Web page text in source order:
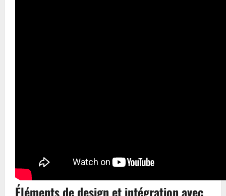
Éléments de design et intégration avec